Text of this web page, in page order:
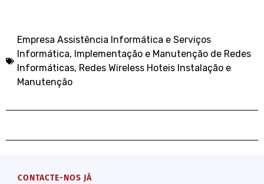
Empresa Assistência Informática e Serviços
Informática, Implementação e Manutenção de Redes
Informáticas, Redes Wireless Hoteis Instalação e
Manutenção
CONTACTE-NOS JÁ